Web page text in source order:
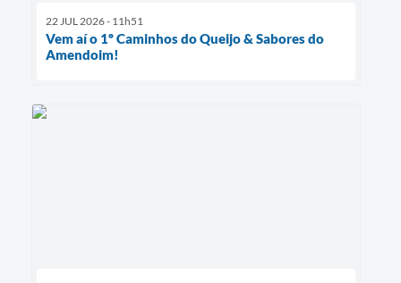
22 JUL 2026 - 11h51
Vem aí o 1º Caminhos do Queijo & Sabores do
Amendoim!